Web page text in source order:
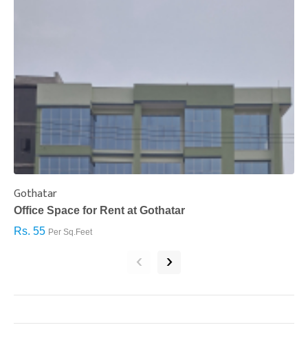
Gothatar
Office Space for Rent at Gothatar
Rs. 55 Per Sq.Feet
‹ ›